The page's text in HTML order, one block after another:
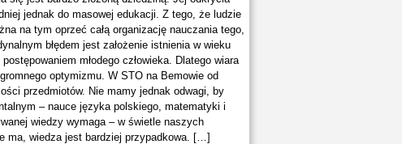
jednak do masowej edukacji. Z tego, że ludzie
na tym oprzeć całą organizację nauczania tego,
błędem jest założenie istnienia w wieku
młodego człowieka. Dlatego wiara
optymizmu. W STO na Bemowie od
przedmiotów. Nie mamy jednak odwagi, by
– nauce języka polskiego, matematyki i
wiedzy wymaga – w świetle naszych
ma, wiedza jest bardziej przypadkowa. […]